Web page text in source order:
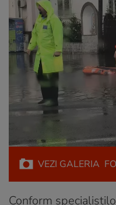
VEZI GALERIA
Conform